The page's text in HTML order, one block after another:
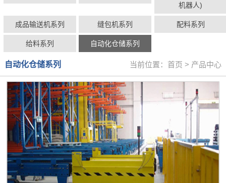
机器人)
成品输送机系列 缝包机系列 配料系列
给料系列 自动化仓储系列
自动化仓储系列 当前位置： 首页 > 产品中心